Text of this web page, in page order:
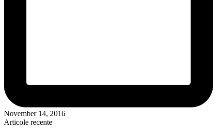
November 14, 2016
Articole recente